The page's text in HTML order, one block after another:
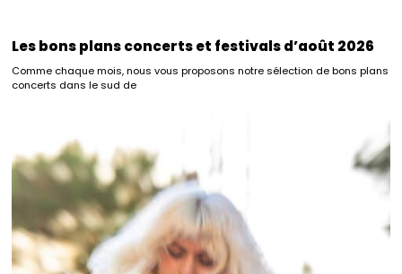
Les bons plans concerts et festivals d’août 2026
Comme chaque mois, nous vous proposons notre sélection de bons plans
concerts dans le sud de